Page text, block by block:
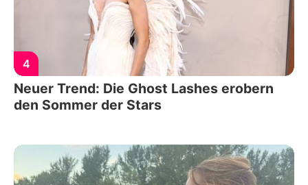
4
Neuer Trend: Die Ghost Lashes erobern
den Sommer der Stars